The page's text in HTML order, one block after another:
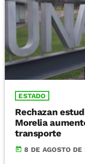
ESTADO
Rechazan
Morelia aumento arbitrario de pasaje del
transporte
today 8 DE AGOSTO DE